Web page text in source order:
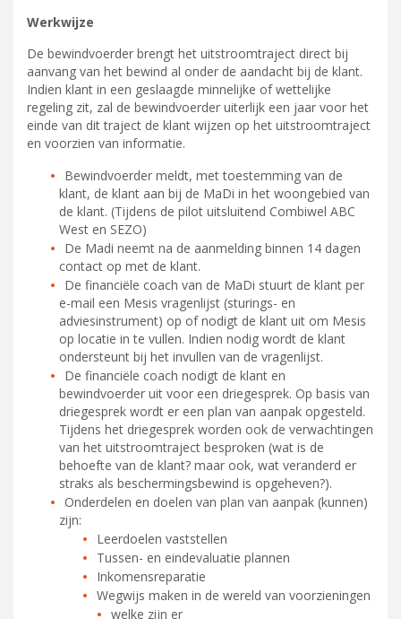
Werkwijze
De bewindvoerder brengt het uitstroomtraject direct bij
aanvang van het bewind al onder de aandacht bij de klant.
Indien klant in een geslaagde minnelijke of wettelijke
regeling zit, zal de bewindvoerder uiterlijk een jaar voor het
einde van dit traject de klant wijzen op het uitstroomtraject
en voorzien van informatie.
Bewindvoerder meldt, met toestemming van de
klant, de klant aan bij de MaDi in het woongebied van
de klant. (Tijdens de pilot uitsluitend Combiwel ABC
West en SEZO)
De Madi neemt na de aanmelding binnen 14 dagen
contact op met de klant.
De financiële coach van de MaDi stuurt de klant per
e-mail een Mesis vragenlijst (sturings- en
adviesinstrument) op of nodigt de klant uit om Mesis
op locatie in te vullen. Indien nodig wordt de klant
ondersteunt bij het invullen van de vragenlijst.
De financiële coach nodigt de klant en
bewindvoerder uit voor een driegesprek. Op basis van
driegesprek wordt er een plan van aanpak opgesteld.
Tijdens het driegesprek worden ook de verwachtingen
van het uitstroomtraject besproken (wat is de
behoefte van de klant? maar ook, wat veranderd er
straks als beschermingsbewind is opgeheven?).
Onderdelen en doelen van plan van aanpak (kunnen)
zijn:
Leerdoelen vaststellen
Tussen- en eindevaluatie plannen
Inkomensreparatie
Wegwijs maken in de wereld van voorzieningen
welke zijn er